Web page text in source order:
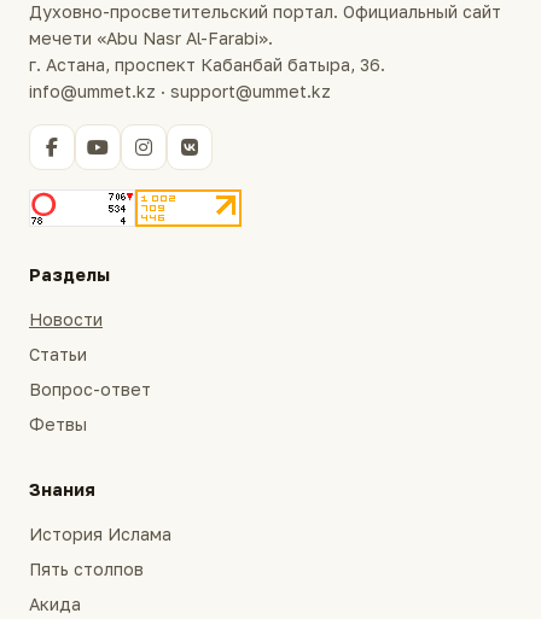
Духовно-просветительский портал. Официальный сайт
мечети «Abu Nasr Al-Farabi».
г. Астана, проспект Кабанбай батыра, 36.
info@ummet.kz · support@ummet.kz
Разделы
Новости
Статьи
Вопрос-ответ
Фетвы
Знания
История Ислама
Пять столпов
Акида